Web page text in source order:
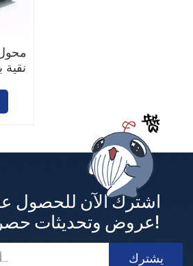
اشترك الآن للحصول
عروض وتحديثات حصرية!